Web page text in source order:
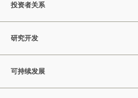
投资者关系
研究开发
可持续发展